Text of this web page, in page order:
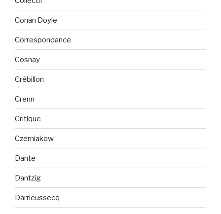
Conan Doyle
Correspondance
Cosnay
Crébillon
Crenn
Critique
Czerniakow
Dante
Dantzig
Darrieussecq